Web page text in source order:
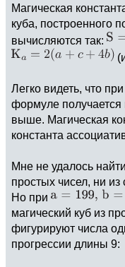
Магическая
куба, построенного
вычисляются так:
Легко видеть, что при
формуле получается
выше. Магическая
константа
Мне не удалось
простых чисел, ни из
Но при
магический куб из
фигурируют числа
прогрессии длины 9: